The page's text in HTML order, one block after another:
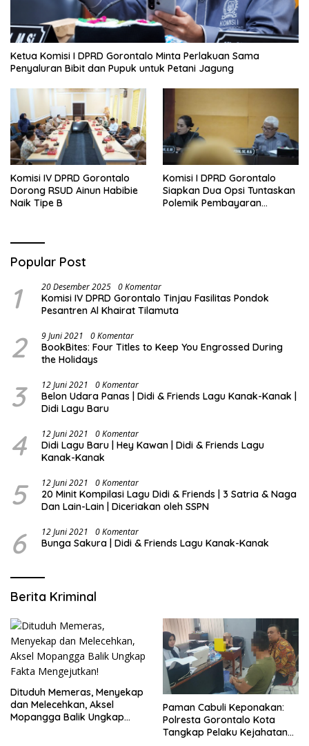
Ketua Komisi I DPRD Gorontalo Minta Perlakuan Sama
Penyaluran Bibit dan Pupuk untuk Petani Jagung
Komisi IV DPRD Gorontalo
Dorong RSUD Ainun Habibie
Naik Tipe B
Komisi I DPRD Gorontalo
Siapkan Dua Opsi Tuntaskan
Polemik Pembayaran
Popular Post
1 20 Desember 2025 0 Komentar
Komisi IV DPRD Gorontalo Tinjau Fasilitas Pondok
Pesantren Al Khairat Tilamuta
2 9 Juni 2021 0 Komentar
BookBites: Four Titles to Keep You Engrossed During
the Holidays
3 12 Juni 2021 0 Komentar
Belon Udara Panas | Didi & Friends Lagu Kanak-Kanak |
Didi Lagu Baru
4 12 Juni 2021 0 Komentar
Didi Lagu Baru | Hey Kawan | Didi & Friends Lagu
Kanak-Kanak
5 12 Juni 2021 0 Komentar
20 Minit Kompilasi Lagu Didi & Friends | 3 Satria & Naga
Dan Lain-Lain | Diceriakan oleh SSPN
6 12 Juni 2021 0 Komentar
Bunga Sakura | Didi & Friends Lagu Kanak-Kanak
Berita Kriminal
Dituduh Memeras, Menyekap
dan Melecehkan, Aksel
Mopangga Balik Ungkap
Paman Cabuli Keponakan:
Polresta Gorontalo Kota
Tangkap Pelaku Kejahatan